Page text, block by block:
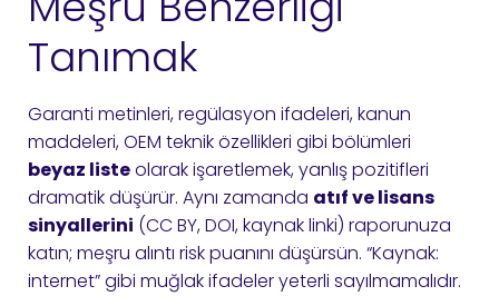
Tanımak
Garanti metinleri, regülasyon ifadeleri, kanun
maddeleri, OEM teknik özellikleri gibi bölümleri
beyaz listeolarak işaretlemek, yanlış pozitifleri
dramatik düşürür. Aynı zamanda atıf ve lisans
sinyallerini (CC BY, DOI, kaynak linki) raporunuza
katın; meşru alıntı risk puanını düşürsün. “Kaynak:
internet” gibi muğlak ifadeler yeterli sayılmamalıdır.